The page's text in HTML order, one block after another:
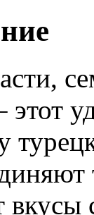
этот
вкусы